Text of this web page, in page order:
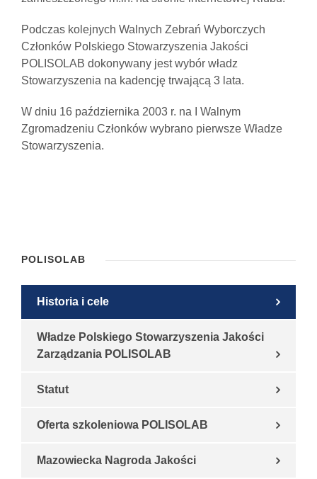
Podczas kolejnych Walnych Zebrań Wyborczych
Człon­ków Polskiego Stowarzyszenia Jakości
POLISOLAB dokonywany jest wybór władz
Stowarzyszenia na kaden­cję trwającą 3 lata.
W dniu 16 października 2003 r. na I Walnym
Zgromadzeniu Członków wybrano pierwsze Władze
Stowarzyszenia.
POLISOLAB
Historia i cele
Władze Polskiego Stowarzyszenia Jakości
Zarządzania POLISOLAB
Statut
Oferta szkoleniowa POLISOLAB
Mazowiecka Nagroda Jakości